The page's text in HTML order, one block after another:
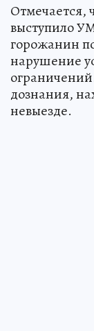
Отмечается,
выступило
горожанин
нарушение
дознания,
невыезде.